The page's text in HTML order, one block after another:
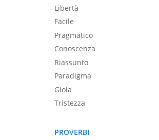
Libertà
Facile
Pragmatico
Conoscenza
Riassunto
Paradigma
Gioia
Tristezza
PROVERBI